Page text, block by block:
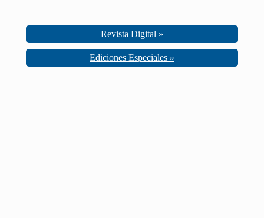
Revista Digital »
Ediciones Especiales »